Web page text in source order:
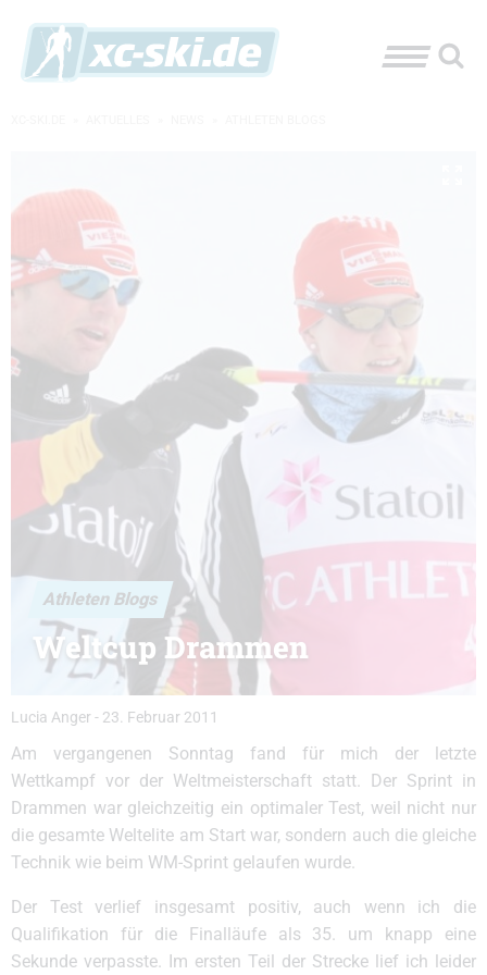
Athleten Blogs
Weltcup Drammen
Lucia Anger - 23. Februar 2011
Am vergangenen Sonntag fand für mich der letzte
Wettkampf vor der Weltmeisterschaft statt. Der Sprint in
Drammen war gleichzeitig ein optimaler Test, weil nicht nur
die gesamte Weltelite am Start war, sondern auch die gleiche
Technik wie beim WM-Sprint gelaufen wurde.
Der Test verlief insgesamt positiv, auch wenn ich die
Qualifikation für die Finalläufe als 35. um knapp eine
Sekunde verpasste. Im ersten Teil der Strecke lief ich leider